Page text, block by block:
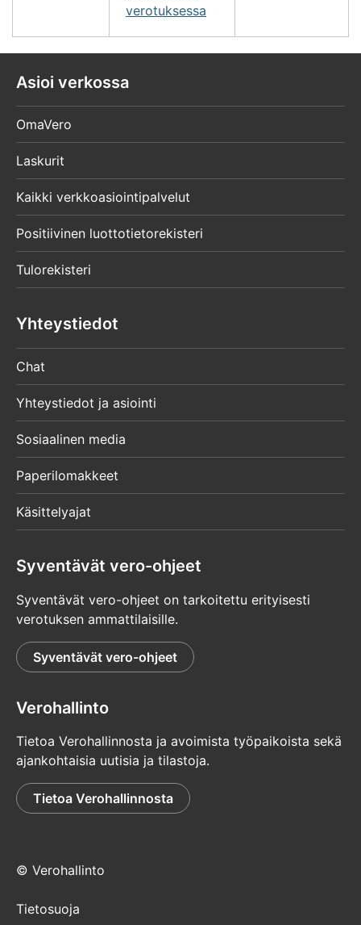
verotuksessa
Asioi verkossa
OmaVero
Laskurit
Kaikki verkkoasiointipalvelut
Positiivinen luottotietorekisteri
Tulorekisteri
Yhteystiedot
Chat
Yhteystiedot ja asiointi
Sosiaalinen media
Paperilomakkeet
Käsittelyajat
Syventävät vero-ohjeet
Syventävät vero-ohjeet on tarkoitettu erityisesti
verotuksen ammattilaisille.
Syventävät vero-ohjeet
Verohallinto
Tietoa Verohallinnosta ja avoimista työpaikoista sekä
ajankohtaisia uutisia ja tilastoja.
Tietoa Verohallinnosta
© Verohallinto
Tietosuoja